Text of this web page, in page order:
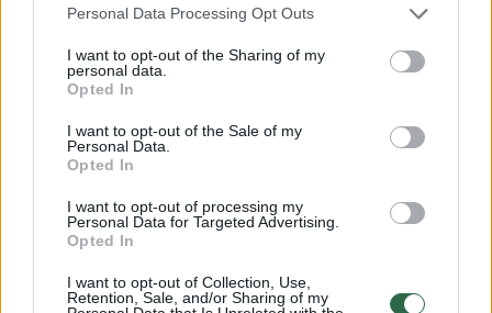
Personal Data Processing Opt Outs
I want to opt-out of the Sharing of my
personal data.
Opted In
I want to opt-out of the Sale of my
Personal Data.
Opted In
I want to opt-out of processing my
Personal Data for Targeted Advertising.
Opted In
I want to opt-out of Collection, Use,
Retention, Sale, and/or Sharing of my
tokių sutikimų buvo jau daugiau nei tuzinas.
Dar kartą įrodėte, kad Lietuvos studentų
krepšinis yra aukšto lygio, o pergalių
kartą patvirtino pergalingas revanšas finale“,
– kalbėjo R. Cibauskas.
Jis pridūrė: „Esate pavyzdys mums visiems,
kaip reikia siekti savo užsibrėžtų tikslų. Jūs